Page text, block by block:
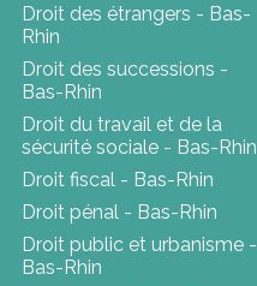
Droit des étrangers - Bas-
Rhin
Droit des successions -
Bas-Rhin
Droit du travail et de la
sécurité sociale - Bas-Rhin
Droit fiscal - Bas-Rhin
Droit pénal - Bas-Rhin
Droit public et urbanisme -
Bas-Rhin